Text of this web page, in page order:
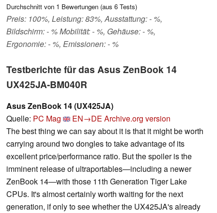
Durchschnitt von 1 Bewertungen (aus 6 Tests)
Preis: 100%, Leistung: 83%, Ausstattung: - %,
Bildschirm: - % Mobilität: - %, Gehäuse: - %,
Ergonomie: - %, Emissionen: - %
Testberichte für das Asus ZenBook 14
UX425JA-BM040R
Asus ZenBook 14 (UX425JA)
Quelle: PC Mag EN→DE Archive.org version
The best thing we can say about it is that it might be worth
carrying around two dongles to take advantage of its
excellent price/performance ratio. But the spoiler is the
imminent release of ultraportables—including a newer
ZenBook 14—with those 11th Generation Tiger Lake
CPUs. It's almost certainly worth waiting for the next
generation, if only to see whether the UX425JA's already